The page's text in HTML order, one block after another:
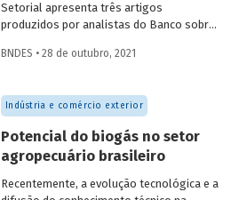
Setorial apresenta três artigos
produzidos por analistas do Banco sobre
agroecologia, importantes áreas do
sobre os artigos e confira a publicação
completa.
BNDES • 28 de outubro, 2021
Indústria e comércio exterior
Potencial do biogás no setor
agropecuário brasileiro
Recentemente, a evolução tecnológica e a